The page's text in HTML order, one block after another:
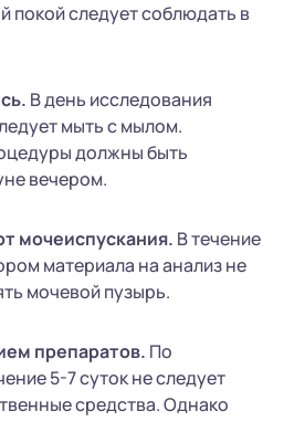
покой следует соблюдать в
В день исследования
мыть с мылом.
должны быть
вечером.
мочеиспускания. В течение
материала на анализ не
мочевой пузырь.
препаратов. По
5-7 суток не следует
средства. Однако